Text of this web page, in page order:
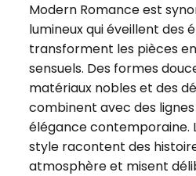
Modern Romance est
lumineux qui éveillent des
transforment les pièces
sensuels. Des formes
matériaux nobles et des
combinent avec des
élégance contemporaine.
style racontent des
atmosphère et misent